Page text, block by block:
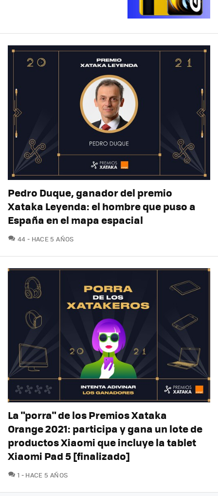
Pedro Duque, ganador del premio
Xataka Leyenda: el hombre que puso a
España en el mapa espacial
44 COMENTARIOS
HACE 5 AÑOS
La "porra" de los Premios Xataka
Orange 2021: participa y gana un lote de
productos Xiaomi que incluye la tablet
Xiaomi Pad 5 [finalizado]
1 COMENTARIOS
HACE 5 AÑOS